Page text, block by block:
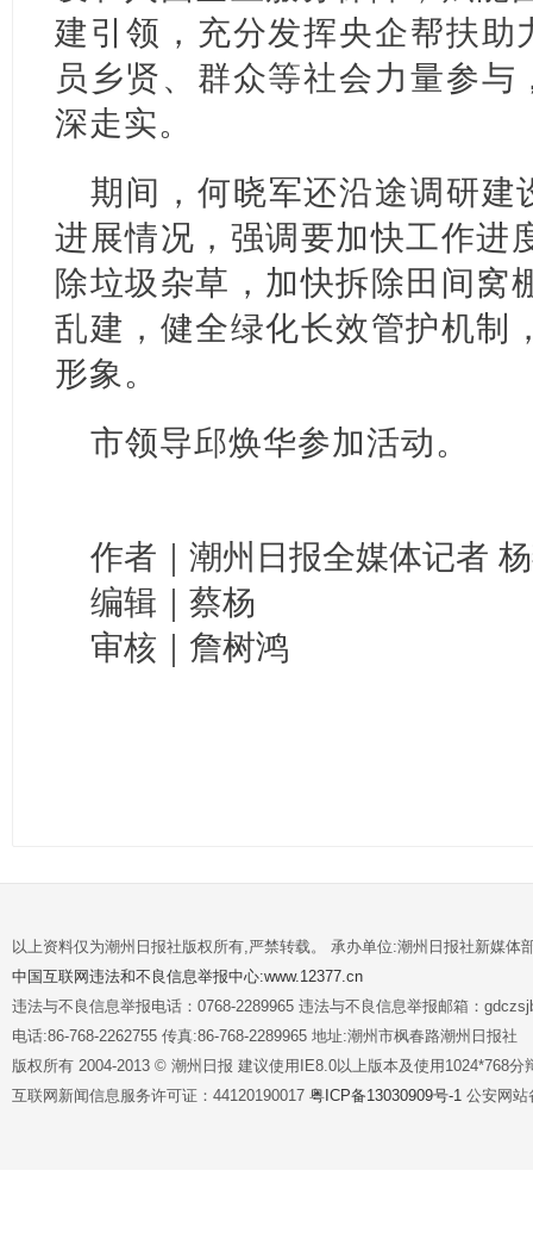
建引领，充分发挥央企帮扶助
员乡贤、群众等社会力量参与
深走实。
期间，何晓军还沿途调研建
进展情况，强调要加快工作进
除垃圾杂草，加快拆除田间窝
乱建，健全绿化长效管护机制
形象。
市领导邱焕华参加活动。
作者｜潮州日报全媒体记者
编辑｜蔡杨
审核｜詹树鸿
以上资料仅为潮州日报社版权所有,严禁转载。 承办单位:潮州日报社新媒体
中国互联网违法和不良信息举报中心:www.12377.cn
违法与不良信息举报电话：0768-2289965 违法与不良信息举报邮箱：
电话:86-768-2262755 传真:86-768-2289965 地址:潮州市枫春路潮州日报社
版权所有 2004-2013 © 潮州日报 建议使用IE8.0以上版本及使用1024*768分
互联网新闻信息服务许可证：44120190017 粤ICP备13030909号-1 公安网站